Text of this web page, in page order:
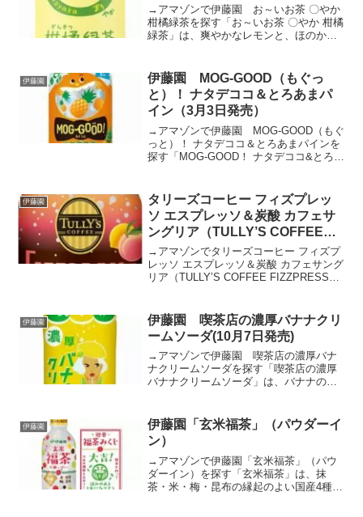
→アマゾンで伊藤園 お～いお茶 〇やか
柑橘緑茶を探す「お～いお茶 〇やか 柑橘
緑茶」は、爽やかなレモンと、ほのかな
橘を合わせることで、お茶のあまみと柑
橘の香りをバラ...
伊藤園
伊藤園 MOG-GOOD（もぐっ
と）！ ナタデココ＆とろあまパ
イン（3月3日発売）
→アマゾンで伊藤園 MOG-GOOD（もぐ
っと）！ ナタデココ＆とろあまパインを
探す「MOG-GOOD！ ナタデココ&とろあ
徴です。飲んだ瞬間に甘酸っぱいパイン
アップル...
伊藤園
タリーズコーヒー フィズプレッ
ソ エスプレッソ＆炭酸 カフェサ
ングリア（TULLY’S COFFEE
FIZZPRESSO CAFE
SANGRIA）10月6日発売
→アマゾンでタリーズコーヒー フィズプ
レッソ エスプレッソ＆炭酸 カフェサング
リア（TULLY’S COFFEE FIZZPRESSO
伊藤園
伊藤園 喫茶店の濃厚バナナクリ
ームソーダ(10月7日発売)
→アマゾンで伊藤園 喫茶店の濃厚バナ
ナクリームソーダを探す「喫茶店の濃厚
バナナクリームソーダ」は、バナナの甘
い炭酸飲料です。伊藤園 喫茶店の濃厚バ
ナナクリームソーダ(4...
伊藤園
伊藤園「玄米福茶」（パウダーイ
ン）
→アマゾンで伊藤園「玄米福茶」（パウ
ダーイン）を探す「玄米福茶」は、抹
茶・米・梅・昆布の縁起のよい国産4種を